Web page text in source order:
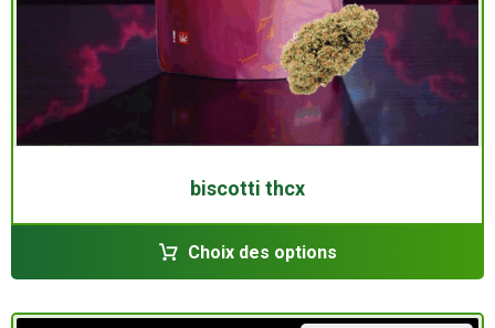
biscotti thcx
Choix des options